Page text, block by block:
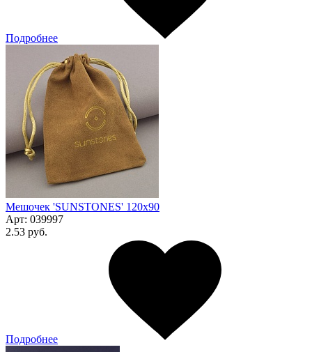
Подробнее
Мешочек 'SUNSTONES' 120х90
Арт: 039997
2.53 руб.
Подробнее